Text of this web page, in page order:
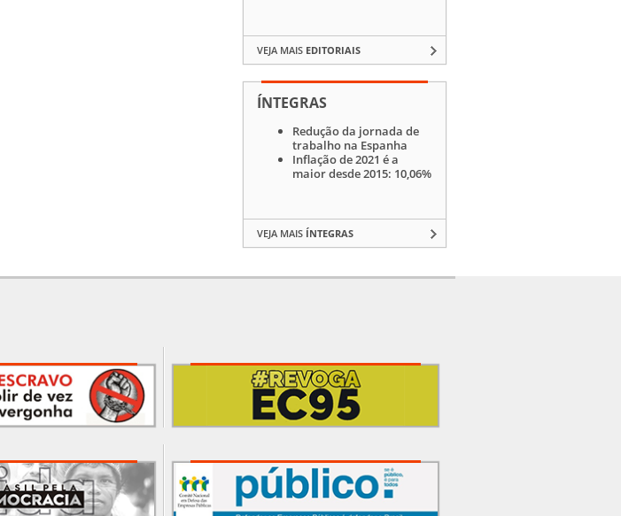
VEJA MAIS EDITORIAIS
ÍNTEGRAS
Redução da jornada de
trabalho na Espanha
Inflação de 2021 é a
maior desde 2015: 10,06%
VEJA MAIS ÍNTEGRAS